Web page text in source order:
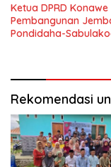
Ketua DPRD Konawe
Pembangunan
Pondidaha-
Rekomendasi